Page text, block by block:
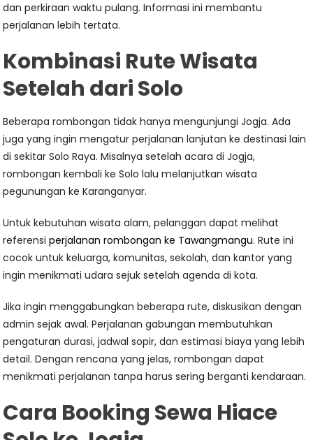
dan perkiraan waktu pulang. Informasi ini membantu
perjalanan lebih tertata.
Kombinasi Rute Wisata
Setelah dari Solo
Beberapa rombongan tidak hanya mengunjungi Jogja. Ada
juga yang ingin mengatur perjalanan lanjutan ke destinasi lain
di sekitar Solo Raya. Misalnya setelah acara di Jogja,
rombongan kembali ke Solo lalu melanjutkan wisata
pegunungan ke Karanganyar.
Untuk kebutuhan wisata alam, pelanggan dapat melihat
referensiperjalanan rombongan ke Tawangmangu. Rute ini
cocok untuk keluarga, komunitas, sekolah, dan kantor yang
ingin menikmati udara sejuk setelah agenda di kota.
Jika ingin menggabungkan beberapa rute, diskusikan dengan
admin sejak awal. Perjalanan gabungan membutuhkan
pengaturan durasi, jadwal sopir, dan estimasi biaya yang lebih
detail. Dengan rencana yang jelas, rombongan dapat
menikmati perjalanan tanpa harus sering berganti kendaraan.
Cara Booking Sewa Hiace